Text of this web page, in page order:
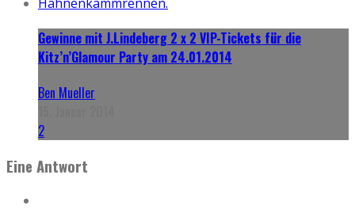
Gewinne mit J.Lindeberg 2 x 2 VIP-Tickets für die
Kitz’n’Glamour Party am 24.01.2014
Ben Mueller
2
Eine Antwort